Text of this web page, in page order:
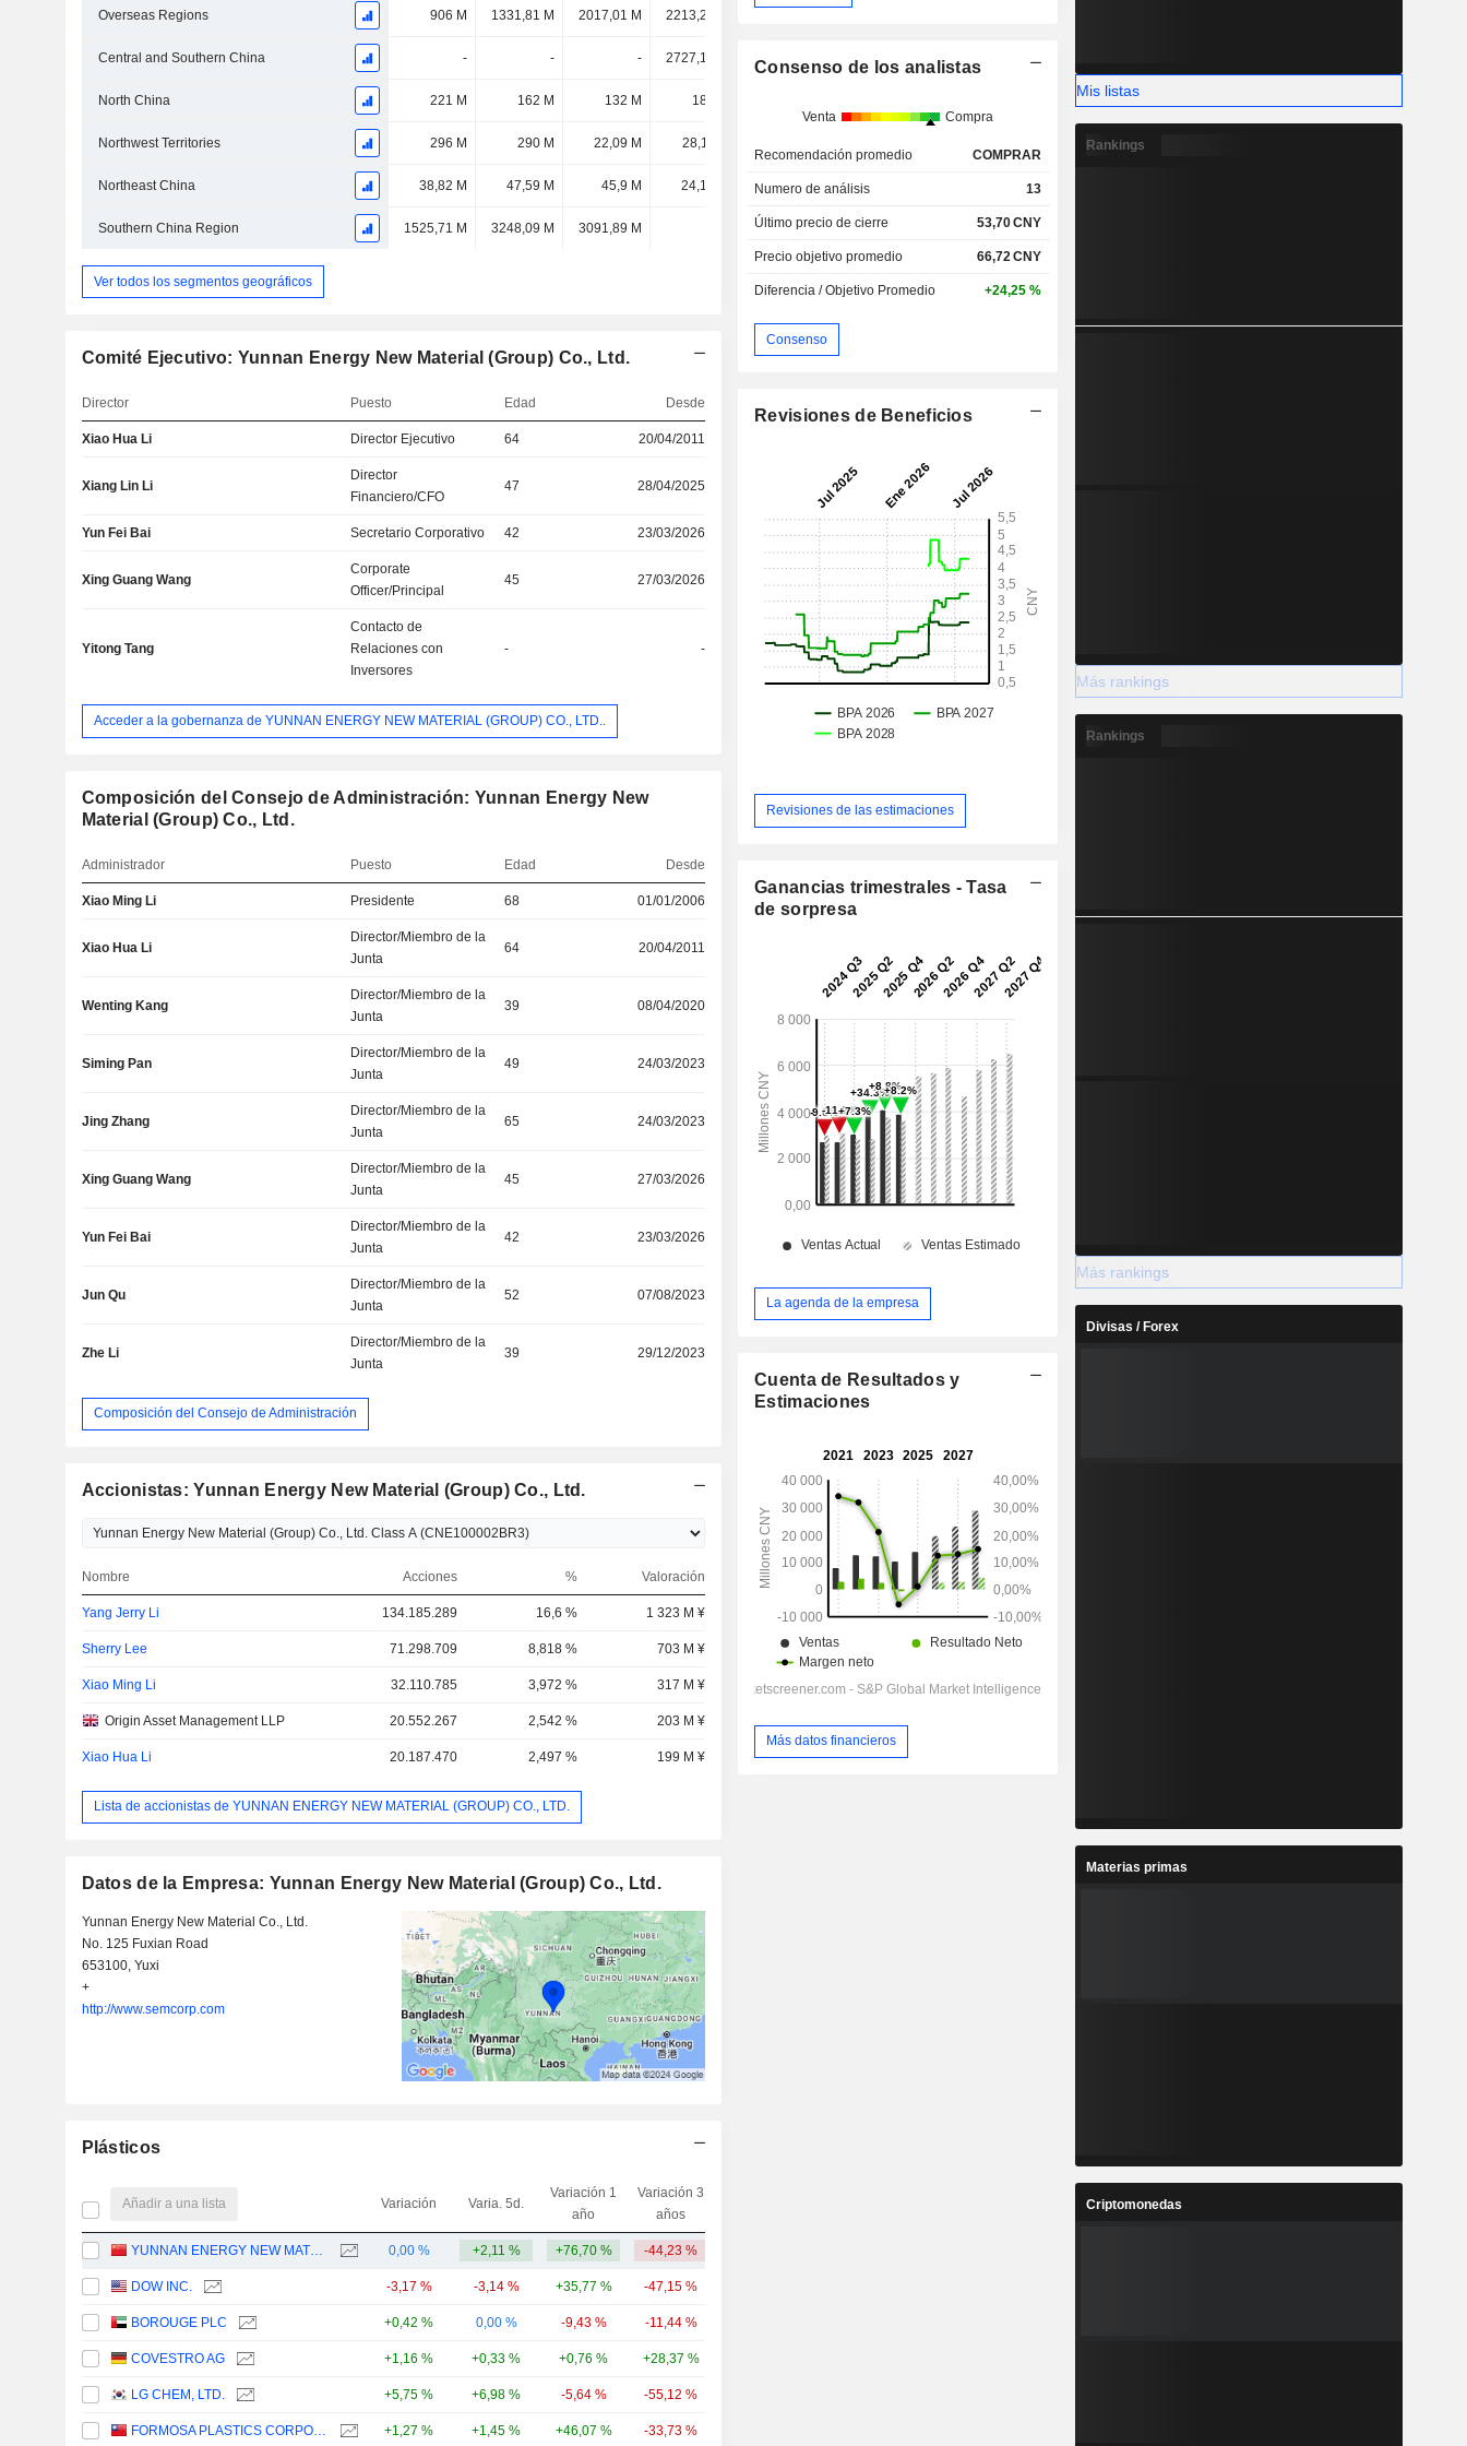
Overseas Regions 906 M 1331,81 M 2017,01 M 2213,27 M
Central and Southern China - - - 2727,13 M 1870,71 M
North China 221 M 162 M 132 M 182 M
Northwest Territories 296 M 290 M 22,09 M 28,11 M
Northeast China 38,82 M 47,59 M 45,9 M 24,17 M 20,59 M
Southern China Region 1525,71 M 3248,09 M 3091,89 M -
Ver todos los segmentos geográficos
Comité Ejecutivo: Yunnan Energy New Material (Group) Co., Ltd.
Director Puesto Edad Desde
Xiao Hua Li Director Ejecutivo 64 20/04/2011
Xiang Lin Li
Director
Financiero/CFO
47 28/04/2025
Yun Fei Bai Secretario Corporativo 42 23/03/2026
Xing Guang Wang
Corporate
Officer/Principal
45 27/03/2026
Yitong Tang
Contacto de
Relaciones con
Inversores
- -
Acceder a la gobernanza de YUNNAN ENERGY NEW MATERIAL (GROUP) CO., LTD..
Composición del Consejo de Administración: Yunnan Energy New
Material (Group) Co., Ltd.
Administrador Puesto Edad Desde
Xiao Ming Li Presidente 68 01/01/2006
Xiao Hua Li
Director/Miembro de la
Junta
64 20/04/2011
Wenting Kang
Director/Miembro de la
Junta
39 08/04/2020
Siming Pan
Director/Miembro de la
Junta
49 24/03/2023
Jing Zhang
Director/Miembro de la
Junta
65 24/03/2023
Xing Guang Wang
Director/Miembro de la
Junta
45 27/03/2026
Yun Fei Bai
Director/Miembro de la
Junta
42 23/03/2026
Jun Qu
Director/Miembro de la
Junta
52 07/08/2023
Zhe Li
Director/Miembro de la
Junta
39 29/12/2023
Composición del Consejo de Administración
Accionistas: Yunnan Energy New Material (Group) Co., Ltd.
Nombre Acciones % Valoración
Yang Jerry Li 134.185.289 16,6 % 1 323 M ¥
Sherry Lee 71.298.709 8,818 % 703 M ¥
Xiao Ming Li 32.110.785 3,972 % 317 M ¥
Origin Asset Management LLP 20.552.267 2,542 % 203 M ¥
Xiao Hua Li 20.187.470 2,497 % 199 M ¥
Lista de accionistas de YUNNAN ENERGY NEW MATERIAL (GROUP) CO., LTD.
Datos de la Empresa: Yunnan Energy New Material (Group) Co., Ltd.
Yunnan Energy New Material Co., Ltd.
No. 125 Fuxian Road
653100, Yuxi
+
http://www.semcorp.com
Plásticos
Añadir a una lista Variación Varia. 5d.
Variación 1
año
Variación 3
años
YUNNAN ENERGY NEW MATERIAL (GROUP) CO., LTD. 0,00 % +2,11 % +76,70 % -44,23 %
DOW INC. -3,17 % -3,14 % +35,77 % -47,15 %
BOROUGE PLC +0,42 % 0,00 % -9,43 % -11,44 %
COVESTRO AG +1,16 % +0,33 % +0,76 % +28,37 %
LG CHEM, LTD. +5,75 % +6,98 % -5,64 % -55,12 %
FORMOSA PLASTICS CORPORATION +1,27 % +1,45 % +46,07 % -33,73 %
Consenso de los analistas
Venta Compra
Recomendación promedio COMPRAR
Numero de análisis 13
Último precio de cierre 53,70CNY
Precio objetivo promedio 66,72CNY
Diferencia / Objetivo Promedio +24,25 %
Consenso
Revisiones de Beneficios
Revisiones de las estimaciones
Ganancias trimestrales - Tasa
de sorpresa
La agenda de la empresa
Cuenta de Resultados y
Estimaciones
Más datos financieros
Mis listas
Rankings
Más rankings
Rankings
Más rankings
Divisas / Forex
Materias primas
Criptomonedas